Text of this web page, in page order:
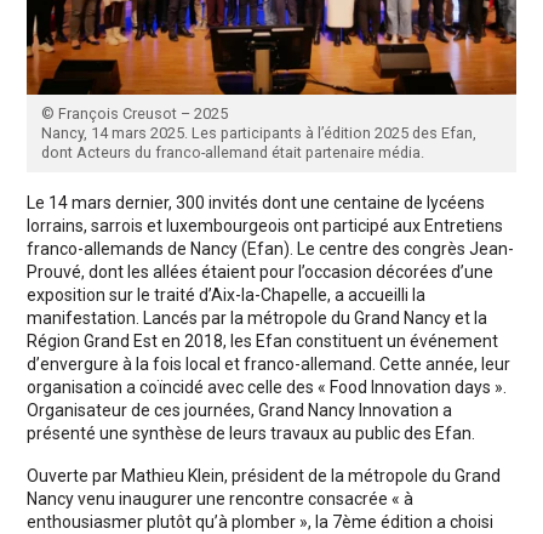
© François Creusot – 2025
Nancy, 14 mars 2025. Les participants à l’édition 2025 des Efan,
dont Acteurs du franco-allemand était partenaire média.
Le 14 mars dernier, 300 invités dont une centaine de lycéens
lorrains, sarrois et luxembourgeois ont participé aux Entretiens
franco-allemands de Nancy (Efan). Le centre des congrès Jean-
Prouvé, dont les allées étaient pour l’occasion décorées d’une
exposition sur le traité d’Aix-la-Chapelle, a accueilli la
manifestation. Lancés par la métropole du Grand Nancy et la
Région Grand Est en 2018, les Efan constituent un événement
d’envergure à la fois local et franco-allemand. Cette année, leur
organisation a coïncidé avec celle des « Food Innovation days ».
Organisateur de ces journées, Grand Nancy Innovation a
présenté une synthèse de leurs travaux au public des Efan.
Ouverte par Mathieu Klein, président de la métropole du Grand
Nancy venu inaugurer une rencontre consacrée « à
enthousiasmer plutôt qu’à plomber », la 7ème édition a choisi